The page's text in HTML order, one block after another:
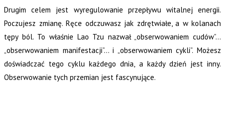
Drugim celem jest wyregulowanie przepływu witalnej energii.
Poczujesz zmianę. Ręce odczuwasz jak zdrętwiałe, a w kolanach
tępy ból. To właśnie Lao Tzu nazwał „obserwowaniem cudów”…
„obserwowaniem manifestacji”… i „obserwowaniem cykli”. Możesz
doświadczać tego cyklu każdego dnia, a każdy dzień jest inny.
Obserwowanie tych przemian jest fascynujące.